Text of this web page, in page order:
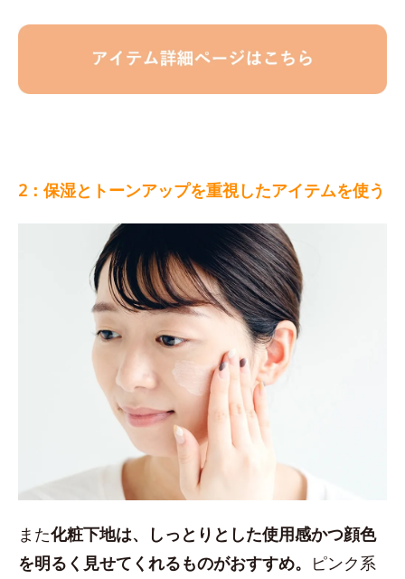
2：保湿とトーンアップを重視したアイテムを使う
また化粧下地は、しっとりとした使用感かつ顔色
を明るく見せてくれるものがおすすめ。 ピンク系